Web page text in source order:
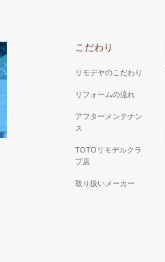
こだわり
リモデヤのこだわり
リフォームの流れ
アフターメンテナン
ス
TOTOリモデルクラ
ブ店
取り扱いメーカー